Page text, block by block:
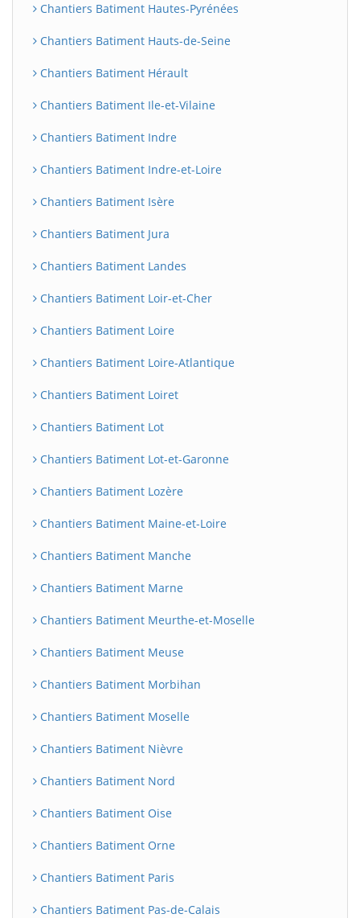
Chantiers Batiment Hautes-Pyrénées
Chantiers Batiment Hauts-de-Seine
Chantiers Batiment Hérault
Chantiers Batiment Ile-et-Vilaine
Chantiers Batiment Indre
Chantiers Batiment Indre-et-Loire
Chantiers Batiment Isère
Chantiers Batiment Jura
Chantiers Batiment Landes
Chantiers Batiment Loir-et-Cher
Chantiers Batiment Loire
Chantiers Batiment Loire-Atlantique
Chantiers Batiment Loiret
Chantiers Batiment Lot
Chantiers Batiment Lot-et-Garonne
Chantiers Batiment Lozère
Chantiers Batiment Maine-et-Loire
Chantiers Batiment Manche
Chantiers Batiment Marne
Chantiers Batiment Meurthe-et-Moselle
Chantiers Batiment Meuse
Chantiers Batiment Morbihan
Chantiers Batiment Moselle
Chantiers Batiment Nièvre
Chantiers Batiment Nord
Chantiers Batiment Oise
Chantiers Batiment Orne
Chantiers Batiment Paris
Chantiers Batiment Pas-de-Calais